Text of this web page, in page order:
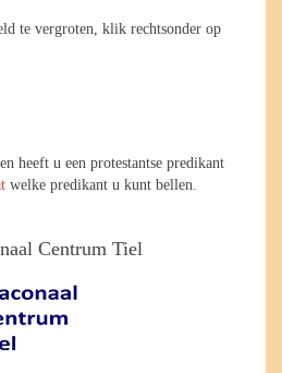
te vergroten, klik rechtsonder op
heeft u een protestantse predikant
welke predikant u kunt bellen.
Centrum Tiel